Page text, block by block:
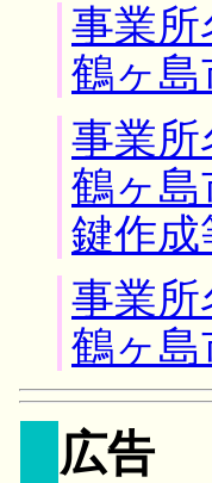
事業
鶴ヶ
事業
鶴ヶ
鍵作
事業
鶴ヶ島
広告